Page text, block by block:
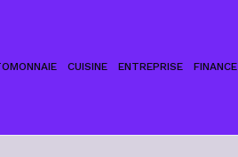
CUISINE ENTREPRISE FINANCE